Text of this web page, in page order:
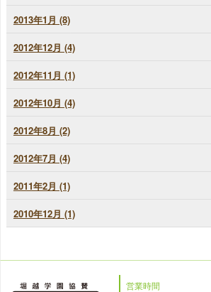
2013年1月 (8)
2012年12月 (4)
2012年11月 (1)
2012年10月 (4)
2012年8月 (2)
2012年7月 (4)
2011年2月 (1)
2010年12月 (1)
営業時間